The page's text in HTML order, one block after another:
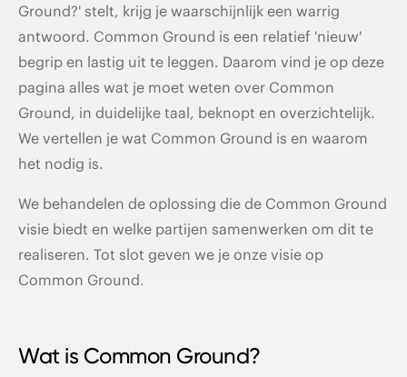
Waarom is Common Ground nodig?
De Common Ground oplossing
Organisatie en samenwerking binnen Common
Ground
Atabix' visie op Common Ground
Ground?' stelt, krijg je waarschijnlijk een warrig
antwoord. Common Ground is een relatief 'nieuw'
begrip en lastig uit te leggen. Daarom vind je op deze
pagina alles wat je moet weten over Common
Ground, in duidelijke taal, beknopt en overzichtelijk.
We vertellen je wat Common Ground is en waarom
het nodig is.
We behandelen de oplossing die de Common Ground
visie biedt en welke partijen samenwerken om dit te
realiseren. Tot slot geven we je onze visie op
Common Ground.
Wat is Common Ground?